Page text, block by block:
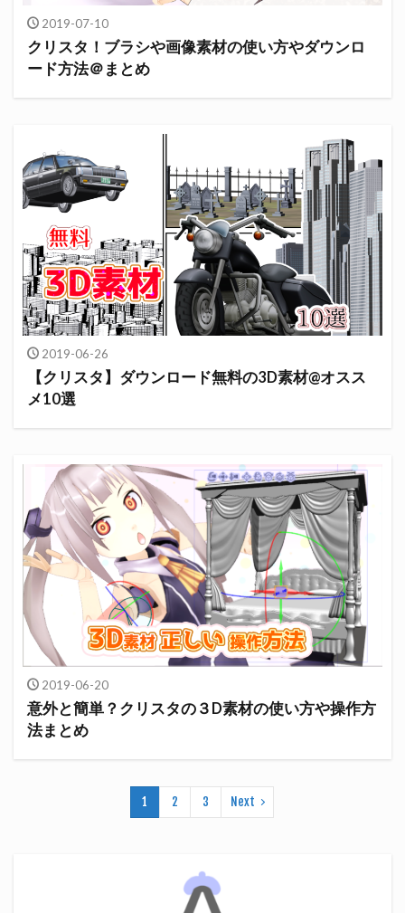
2019-07-10
クリスタ！ブラシや画像素材の使い方やダウンロ
ード方法＠まとめ
2019-06-26
【クリスタ】ダウンロード無料の3D素材@オスス
メ10選
2019-06-20
意外と簡単？クリスタの３D素材の使い方や操作方
法まとめ
1 2 3 Next